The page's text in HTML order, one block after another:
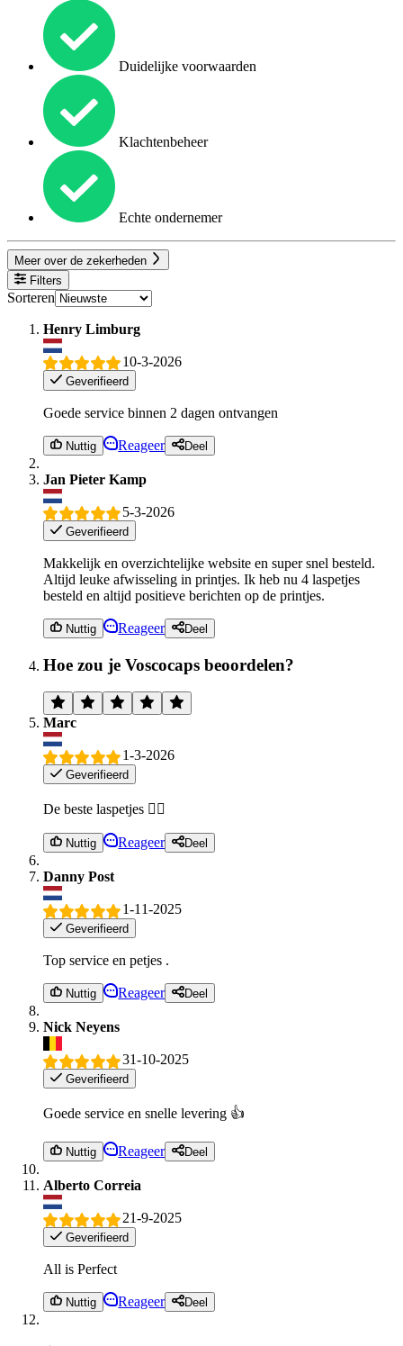
Duidelijke voorwaarden
Klachtenbeheer
Echte ondernemer
Meer over de zekerheden
Filters
Sorteren
Henry Limburg
10-3-2026
Geverifieerd
Goede service binnen 2 dagen ontvangen
Nuttig Reageer Deel
Jan Pieter Kamp
5-3-2026
Geverifieerd
Makkelijk en overzichtelijke website en super snel besteld.
Altijd leuke afwisseling in printjes. Ik heb nu 4 laspetjes
besteld en altijd positieve berichten op de printjes.
Nuttig Reageer Deel
Hoe zou je Voscocaps beoordelen?
Marc
1-3-2026
Geverifieerd
De beste laspetjes 👍🏻
Nuttig Reageer Deel
Danny Post
1-11-2025
Geverifieerd
Top service en petjes .
Nuttig Reageer Deel
Nick Neyens
31-10-2025
Geverifieerd
Goede service en snelle levering 👍
Nuttig Reageer Deel
Alberto Correia
21-9-2025
Geverifieerd
All is Perfect
Nuttig Reageer Deel